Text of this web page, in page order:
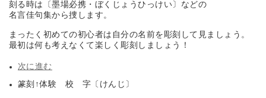
刻る時は〔墨場必携・ぼくじょうひっけい〕などの
名言佳句集から捜します。
まったく初めての初心者は自分の名前を彫刻して見ましょう。
最初は何も考えなくて楽しく彫刻しましょう！
次に進む
篆刻↑体験 校 字〔けんじ〕